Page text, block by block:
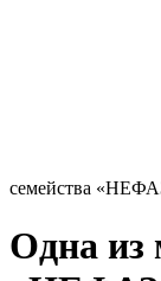
семейства
Одна из